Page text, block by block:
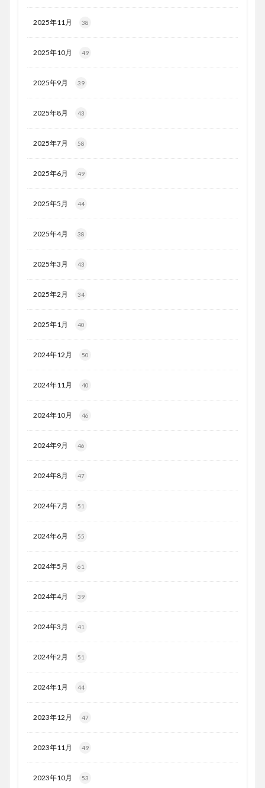
2025年11月 38
2025年10月 49
2025年9月 39
2025年8月 43
2025年7月 58
2025年6月 49
2025年5月 44
2025年4月 38
2025年3月 43
2025年2月 34
2025年1月 40
2024年12月 50
2024年11月 40
2024年10月 46
2024年9月 46
2024年8月 47
2024年7月 51
2024年6月 55
2024年5月 61
2024年4月 39
2024年3月 41
2024年2月 51
2024年1月 44
2023年12月 47
2023年11月 49
2023年10月 53